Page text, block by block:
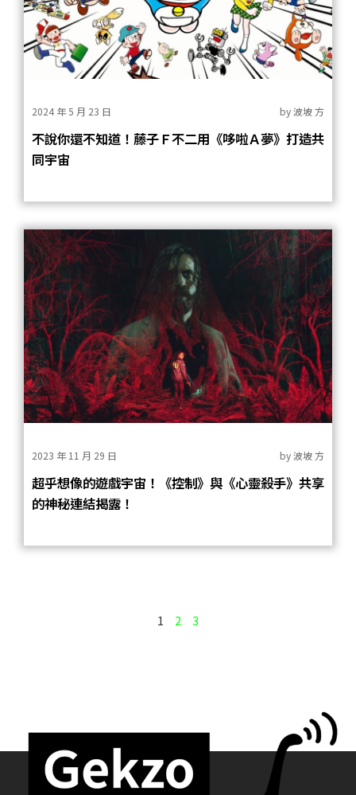
2024 年 5 月 23 日 by波坡 方
不說你還不知道！藤子Ｆ不二用《哆啦Ａ夢》打造共
同宇宙
2023 年 11 月 29 日 by波坡 方
超乎想像的遊戲宇宙！《控制》與《心靈殺手》共享
的神秘連結揭露！
1 2 3